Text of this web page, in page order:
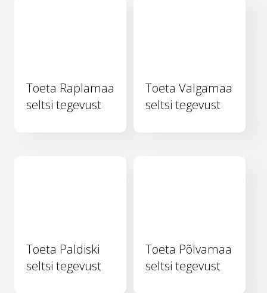
Toeta Raplamaa
seltsi tegevust
Toeta Valgamaa
seltsi tegevust
Toeta Paldiski
seltsi tegevust
Toeta Põlvamaa
seltsi tegevust